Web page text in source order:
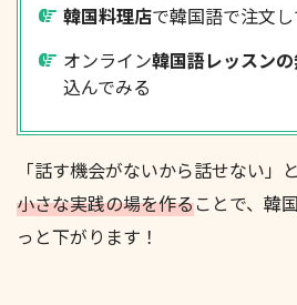
韓国料理店で韓国語で注文
オンライン韓国語レッスン
込んでみる
「話す機会がないから話せない」
小さな実践の場を作ることで、韓
っと下がります！